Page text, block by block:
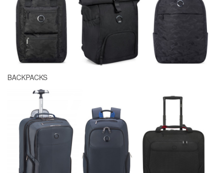
BACKPACKS